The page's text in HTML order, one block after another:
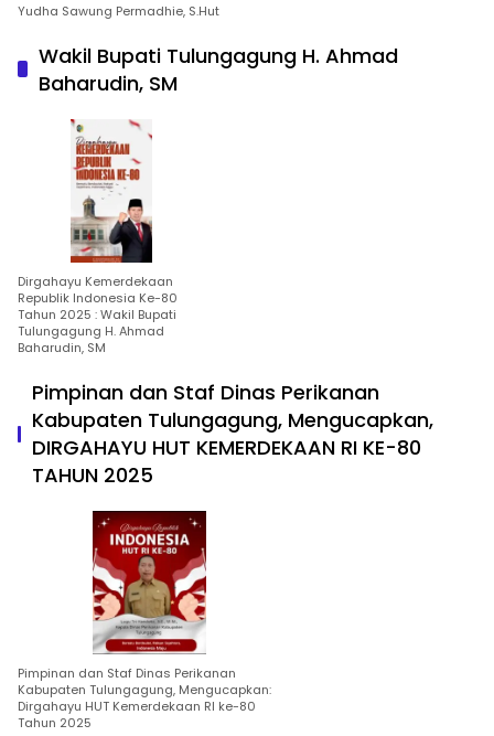
Yudha Sawung Permadhie, S.Hut
Wakil Bupati Tulungagung H. Ahmad
Baharudin, SM
Dirgahayu Kemerdekaan
Republik Indonesia Ke-80
Tahun 2025 : Wakil Bupati
Tulungagung H. Ahmad
Baharudin, SM
Pimpinan dan Staf Dinas Perikanan
Kabupaten Tulungagung, Mengucapkan,
DIRGAHAYU HUT KEMERDEKAAN RI KE-80
TAHUN 2025
Pimpinan dan Staf Dinas Perikanan
Kabupaten Tulungagung, Mengucapkan:
Dirgahayu HUT Kemerdekaan RI ke-80
Tahun 2025